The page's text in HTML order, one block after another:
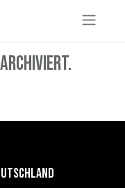
archiviert.